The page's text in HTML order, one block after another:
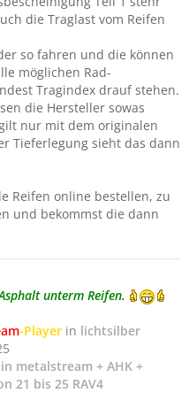
die Traglast vom Reifen
so fahren und die können
möglichen Rad-
Tragindex drauf stehen.
die Hersteller sowas
nur mit dem originalen
Tieferlegung sieht das dann
Reifen online bestellen, zu
und bekommst die dann
unterm Reifen.
am-Player in lichtsilber
in metalstream + AHK +
21 bis 25 RAV4